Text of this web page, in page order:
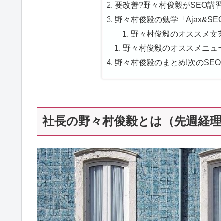
要改善?野々村俊毅がSEO講
野々村俊毅の勉学「
野々村俊毅のオススメ
野々村俊毅のオススメニ
野々村俊毅のまとめ!次の
社長の野々村俊毅とは（先週経